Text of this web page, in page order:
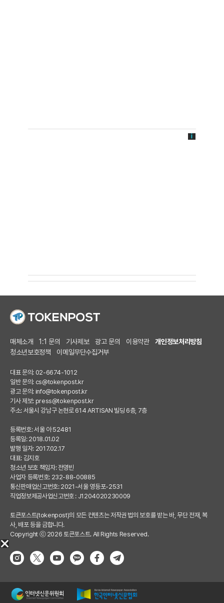
매체소개 1:1 문의 기사제보 광고 문의 이용약관
개인정보처리방침
청소년보호정책
이메일무단수집거부
대표 문의: 02-6674-1012
일반 문의: cs@tokenpost.kr
광고 문의: info@tokenpost.kr
기사 제보: press@tokenpost.kr
주소: 서울시 강남구 논현로 614 ARTISAN 빌딩 6층, 7층
등록번호: 서울 아 52481
등록일: 2018.01.02
발행 일자: 2017.02.17
대표: 김지호
청소년 보호 책임자: 전영빈
사업자 등록번호: 232-88-00885
통신판매업신고번호: 2021-서울 영등포-2531
직업정보제공사업신고번호 : J1204020230009
토큰포스트(tokenpost)의 모든 컨텐츠는 저작권 법의 보호를 받는 바, 무단 전재, 복
사, 배포 등을 금합니다.
Copyright ⓒ 2026 토큰포스트. All Rights Reserved.